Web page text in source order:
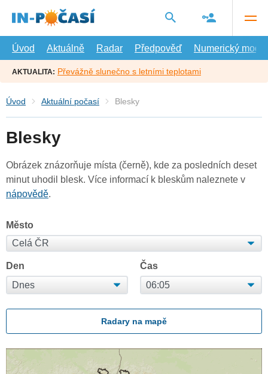
hlavní
Úvod
Aktuálně Radar Předpověď Numerický model
AKTUALITA: Převážně slunečno s letními teplotami
Úvod Aktuální počasí Blesky
Blesky
Obrázek znázorňuje místa (černě), kde za posledních deset
minut uhodil blesk. Více informací k bleskům naleznete v
nápovědě.
Město
Den Čas
Radary na mapě